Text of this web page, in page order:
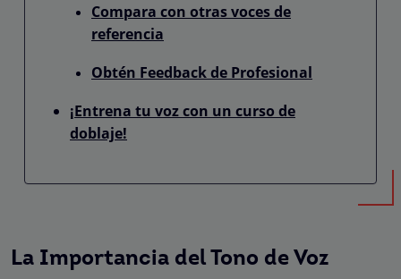
Compara con otras voces de
referencia
Obtén Feedback de Profesional
¡Entrena tu voz con un curso de
doblaje!
La Importancia del Tono de Voz